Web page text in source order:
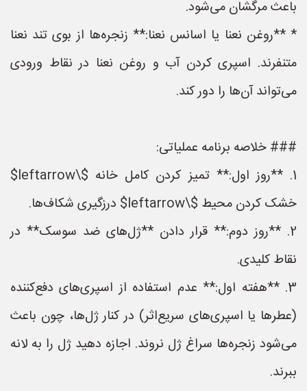
باعث مرگشان می‌شود.
* **روغن نعنا یا اسانس نعنا:** زنجره‌ها از بوی تند نعنا
متنفرند. اسپری کردن آب و روغن نعنا در نقاط ورودی
می‌تواند آن‌ها را دور کند.
### خلاصه برنامه عملیاتی:
1. **روز اول:** تمیز کردن کامل خانه $\leftarrow$
خشک کردن محیط $\leftarrow$ درزگیری شکاف‌ها.
2. **روز دوم:** قرار دادن **ژل‌های ضد سوسک** در
نقاط کلیدی.
3. **هفته اول:** عدم استفاده از اسپری‌های دفع‌کننده
(عطرها یا اسپری‌های سریع‌اثر) در کنار ژل‌ها، چون باعث
می‌شود زنجره‌ها سراغ ژل نروند. اجازه دهید ژل را به لانه
ببرند.